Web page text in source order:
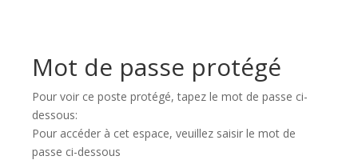
Mot de passe protégé
Pour voir ce poste protégé, tapez le mot de passe ci-
dessous:
Pour accéder à cet espace, veuillez saisir le mot de
passe ci-dessous